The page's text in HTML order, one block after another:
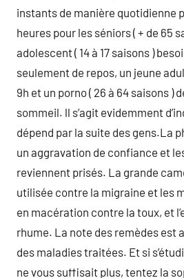
instants de manière quotidienne
heures pour les séniors ( + de 65
adolescent ( 14 à 17 saisons )
seulement de repos, un jeune
9h et un porno ( 26 à 64 saisons )
sommeil. ll s’agit evidemment
dépend par la suite des gens.La
un aggravation de confiance et
reviennent prisés. La grande
utilisée contre la migraine et les
en macération contre la toux, et
rhume. La note des remèdes est
des maladies traitées. Et si
ne vous suffisait plus, tentez la